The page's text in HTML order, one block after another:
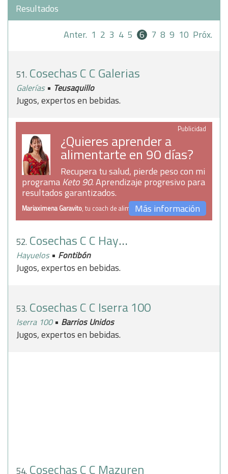
Resultados
Anter. 1 2 3 4 5 6 7 8 9 10 Próx.
51. Cosechas C C Galerias
Galerías • Teusaquillo
Jugos, expertos en bebidas.
Publicidad
¿Quieres aprender a
alimentarte en 90 días?
Recupera tu salud, pierde peso con mi
programaKeto 90. Aprendizaje progresivo para
resultados garantizados.
Mariaximena Garavito, tu coach de alimentaciónMás información
52. Cosechas C C Hayuelos
Hayuelos • Fontibón
Jugos, expertos en bebidas.
53. Cosechas C C Iserra 100
Iserra 100 • Barrios Unidos
Jugos, expertos en bebidas.
54. Cosechas C C Mazuren